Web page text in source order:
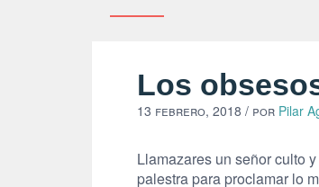
Los
13 febrero, 2018 / por Pilar
Llamazares un señor culto
palestra para proclamar lo